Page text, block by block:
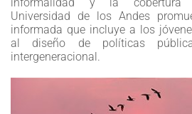
Universidad de los Andes
informada que incluye a los
al diseño de políticas
intergeneracional.